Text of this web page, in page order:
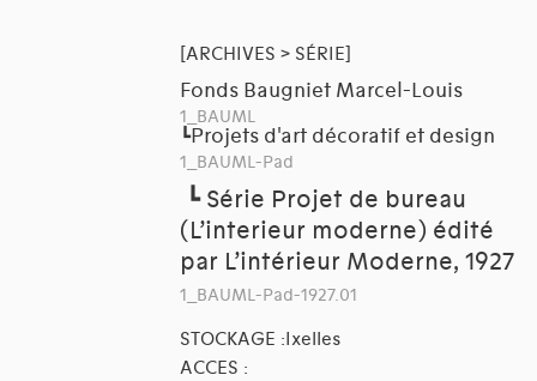
[ARCHIVES > SÉRIE]
Fonds Baugniet Marcel-Louis
1_BAUML
┗Projets d'art décoratif et design
1_BAUML-Pad
┗ Série Projet de bureau
(L’interieur moderne) édité
par L’intérieur Moderne, 1927
1_BAUML-Pad-1927.01
STOCKAGE :Ixelles
ACCES :